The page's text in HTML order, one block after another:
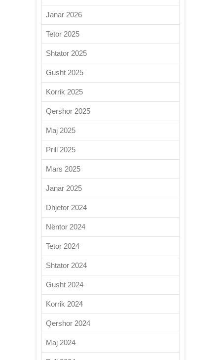
Janar 2026
Tetor 2025
Shtator 2025
Gusht 2025
Korrik 2025
Qershor 2025
Maj 2025
Prill 2025
Mars 2025
Janar 2025
Dhjetor 2024
Nëntor 2024
Tetor 2024
Shtator 2024
Gusht 2024
Korrik 2024
Qershor 2024
Maj 2024